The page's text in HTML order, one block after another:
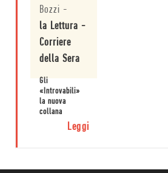
"introvabili" -
dedicata a
testi fuori
catalogo o non
più reperibili
in libreria.
Bozzi -
la Lettura -
Corriere
della Sera
Gli
«Introvabili»
la nuova
collana
ideata da Luca
Leggi